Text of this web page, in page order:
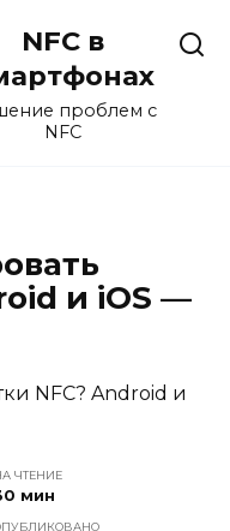
NFC в
проблем с
NFC
и iOS —
ЧТЕНИЕ
мин